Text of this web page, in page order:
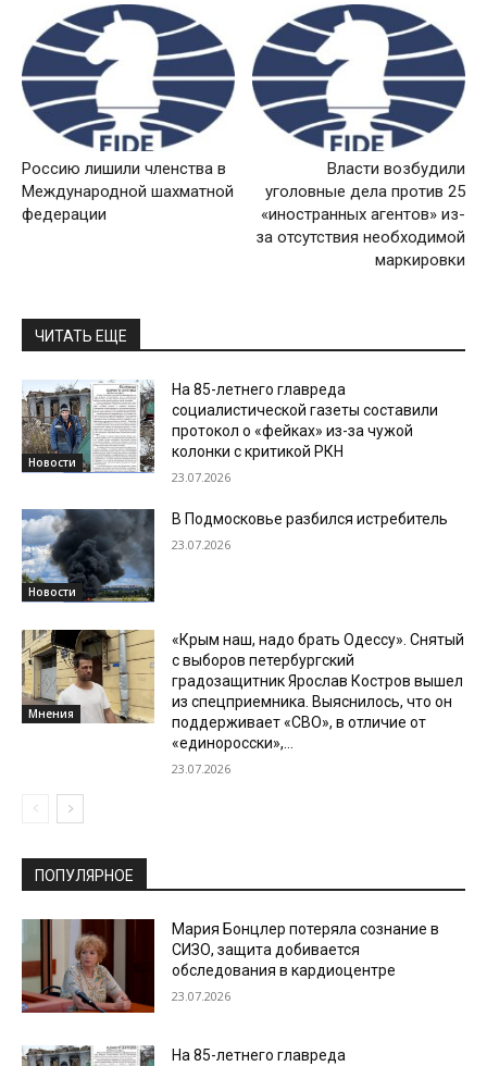
Россию лишили членства в
Международной шахматной
федерации
Власти возбудили
уголовные дела против 25
«иностранных агентов» из-
за отсутствия необходимой
маркировки
ЧИТАТЬ ЕЩЕ
Новости
На 85-летнего главреда
социалистической газеты составили
протокол о «фейках» из-за чужой
колонки с критикой РКН
23.07.2026
Новости
В Подмосковье разбился истребитель
23.07.2026
Мнения
«Крым наш, надо брать Одессу». Снятый
с выборов петербургский
градозащитник Ярослав Костров вышел
из спецприемника. Выяснилось, что он
поддерживает «СВО», в отличие от
«единоросски»,...
23.07.2026
ПОПУЛЯРНОЕ
Мария Бонцлер потеряла сознание в
СИЗО, защита добивается
обследования в кардиоцентре
23.07.2026
На 85-летнего главреда